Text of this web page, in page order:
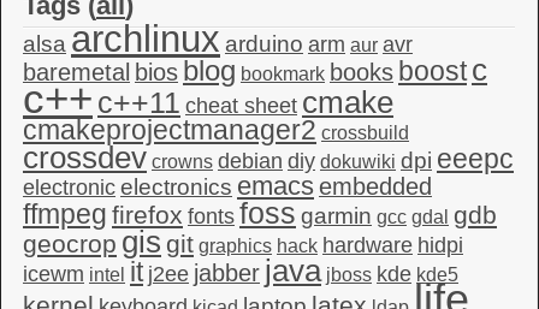
alsa archlinux arduino arm aur avr
baremetal bios blog bookmark books boost c
c++c++11 cheat sheet cmake
cmakeprojectmanager2 crossbuild
crossdev crowns debian diy dokuwiki dpi eeepc
electronic electronics emacsembedded
ffmpeg firefox fonts foss garmin gcc gdal gdb
geocrop gis git graphics hack hardware hidpi
icewm intel it j2ee jabber java jboss kde kde5
life